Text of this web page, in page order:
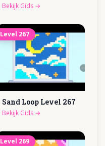
Bekijk Gids →
Level 267
Sand Loop Level 267
Bekijk Gids →
Level 269